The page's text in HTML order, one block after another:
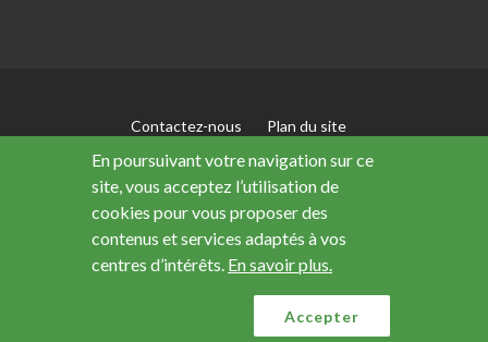
En poursuivant votre navigation sur ce
site, vous acceptez l’utilisation de
cookies pour vous proposer des
contenus et services adaptés à vos
centres d’intérêts. En savoir plus.
Accepter
Contactez-nous
Plan du site
Mentions légales
Accessibilité : non conforme
Données personnelles
Ce site a été financé avec le soutien de l’Union
européenne